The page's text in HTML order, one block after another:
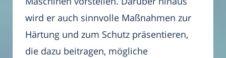
wird er auch sinnvolle Maßnahmen zur
Härtung und zum Schutz präsentieren,
die dazu beitragen, mögliche